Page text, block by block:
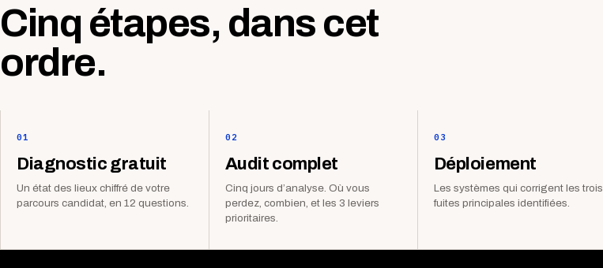
Cinq étapes, dans cet
ordre.
01
Diagnostic gratuit
Un état des lieux chiffré de votre
parcours candidat, en 12 questions.
02
Audit complet
Cinq jours d’analyse. Où vous
perdez, combien, et les 3 leviers
prioritaires.
03
Déploiement
Les systèmes qui corrigent les trois
fuites principales identifiées.